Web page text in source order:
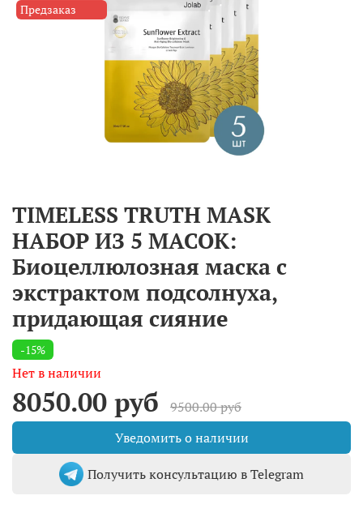
Предзаказ
TIMELESS TRUTH MASK
НАБОР ИЗ 5 МАСОК:
Биоцеллюлозная маска с
экстрактом подсолнуха,
придающая сияние
-15%
Нет в наличии
8050.00 руб
9500.00 руб
Уведомить о наличии
Получить консультацию в Telegram